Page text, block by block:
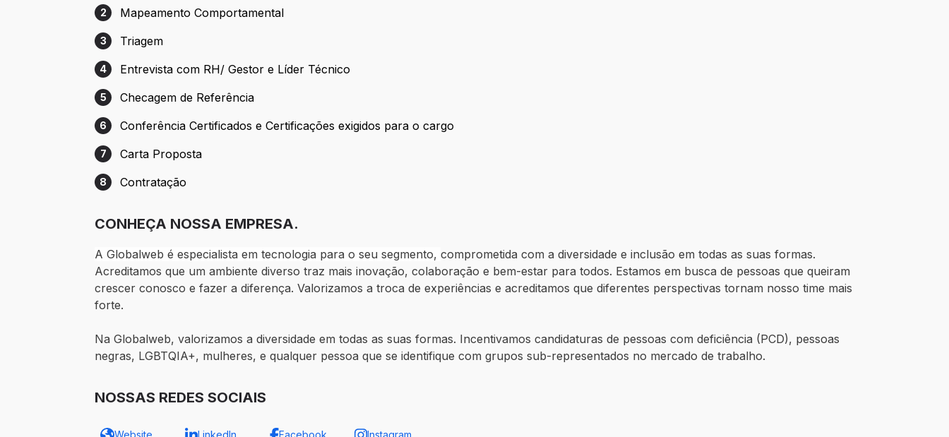
Etapa 2: Mapeamento Comportamental
2 Mapeamento Comportamental
Etapa 3: Triagem
3 Triagem
Etapa 4: Entrevista com RH/ Gestor e Líder Técnico
4 Entrevista com RH/ Gestor e Líder Técnico
Etapa 5: Checagem de Referência
5 Checagem de Referência
Etapa 6: Conferência Certificados e Certificações exigidos para o cargo
6 Conferência Certificados e Certificações exigidos para o cargo
Etapa 7: Carta Proposta
7 Carta Proposta
Etapa 8: Contratação
8 Contratação
CONHEÇA NOSSA EMPRESA.
A Globalweb é especialista em tecnologia para o seu segmento,comprometida com a diversidade e inclusão em todas as suas formas.
Acreditamos que um ambiente diverso traz mais inovação, colaboração e bem-estar para todos. Estamos em busca de pessoas que queiram
crescer conosco e fazer a diferença. Valorizamos a troca de experiências e acreditamos que diferentes perspectivas tornam nosso time mais
forte.
Na Globalweb, valorizamos a diversidade em todas as suas formas. Incentivamos candidaturas de pessoas com deficiência (PCD), pessoas
negras, LGBTQIA+, mulheres, e qualquer pessoa que se identifique com grupos sub-representados no mercado de trabalho.
NOSSAS REDES SOCIAIS